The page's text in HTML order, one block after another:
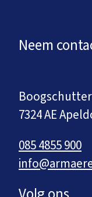
Neem
7324 AE
085 4855 900